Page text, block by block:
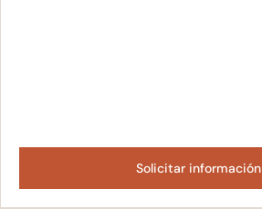
Solicitar información